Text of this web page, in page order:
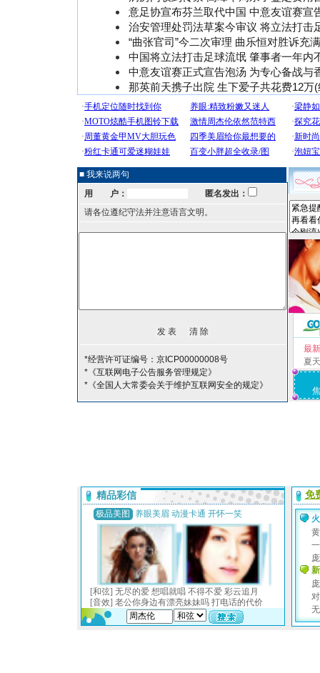
意足协宣布芬兰取代中国 中意友谊赛宣
治安管理处罚法草案今审议 将立法打击
“曲张官司”今二次审理 曲乐恒对胜诉充
中国将立法打击足球流氓 肇事者一年内
中意友谊赛正式宣告泡汤 为专心备战与
那英前天携子出院 生下爱子共花费12万
■ 我来说两句
用 户：
匿名发出：
请各位遵纪守法并注意语言文明。
*经营许可证编号：京ICP00000008号
*《互联网电子公告服务管理规定》
*《全国人大常委会关于维护互联网安全的规定》
最
夏